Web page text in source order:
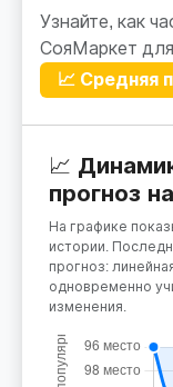
Узнайте, как
СояМаркет
📈 Средняя
📈
прогноз
На графике
истории.
прогноз:
одновременно
изменения.